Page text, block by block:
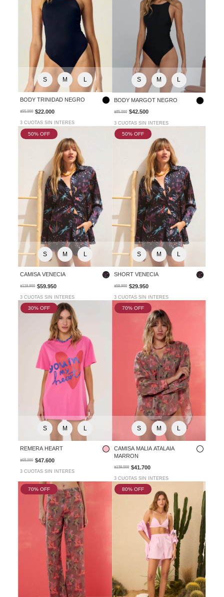
S M L
BODY TRINIDAD NEGRO
$55.000 $22.000
3 CUOTAS SIN INTERES
S M L
BODY MARGOT NEGRO
$85.000 $42.500
3 CUOTAS SIN INTERES
50% OFF
S M L
CAMISA VENECIA
$119.900 $59.950
3 CUOTAS SIN INTERES
50% OFF
S M L
SHORT VENECIA
$59.900 $29.950
3 CUOTAS SIN INTERES
30% OFF
S M L
REMERA HEART
$68.000 $47.600
3 CUOTAS SIN INTERES
70% OFF
S M L
CAMISA MALIA ATALAIA
MARRON
$139.000 $41.700
3 CUOTAS SIN INTERES
70% OFF 80% OFF